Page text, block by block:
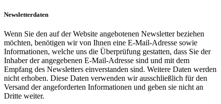
Newsletterdaten
Wenn Sie den auf der Website angebotenen Newsletter beziehen
möchten, benötigen wir von Ihnen eine E-Mail-Adresse sowie
Informationen, welche uns die Überprüfung gestatten, dass Sie der
Inhaber der angegebenen E-Mail-Adresse sind und mit dem
Empfang des Newsletters einverstanden sind. Weitere Daten werden
nicht erhoben. Diese Daten verwenden wir ausschließlich für den
Versand der angeforderten Informationen und geben sie nicht an
Dritte weiter.